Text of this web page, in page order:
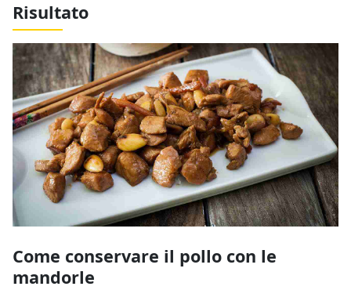
Risultato
Come conservare il pollo con le
mandorle